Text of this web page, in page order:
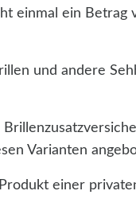
einmal ein Betrag
und andere
Varianten
einer